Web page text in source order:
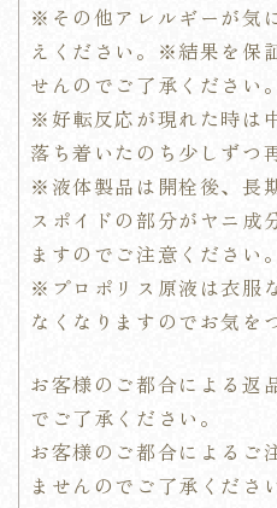
※その他アレルギーが気
えください。 ※結果を保
せんのでご了承ください。
※好転反応が現れた時は
落ち着いたのち少しずつ
※液体製品は開栓後、長
スポイドの部分がヤニ成
ますのでご注意ください。
※プロポリス原液は衣服
なくなりますのでお気を
お客様のご都合による返
でご了承ください。
お客様のご都合によるご
ませんのでご了承ください